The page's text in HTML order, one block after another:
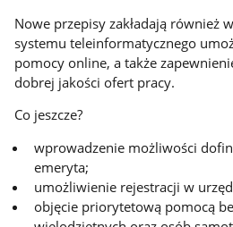
Nowe przepisy zakładają również
systemu teleinformatycznego
pomocy online, a także
dobrej jakości ofert pracy.
Co jeszcze?
wprowadzenie możliwości
emeryta;
umożliwienie rejestracji w
objęcie priorytetową pomocą